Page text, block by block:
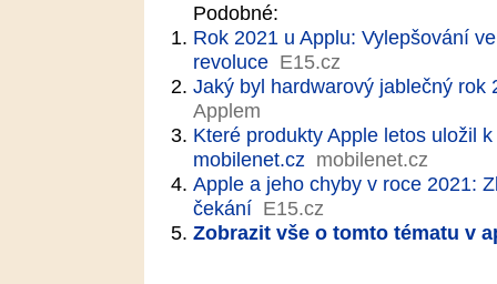
Podobné:
Rok 2021 u Applu: Vylepšování
revoluce E15.cz
Jaký byl hardwarový jablečný rok
Applem
Které produkty Apple letos uložil
mobilenet.cz mobilenet.cz
Apple a jeho chyby v roce 2021:
čekání E15.cz
Zobrazit vše o tomto tématu v